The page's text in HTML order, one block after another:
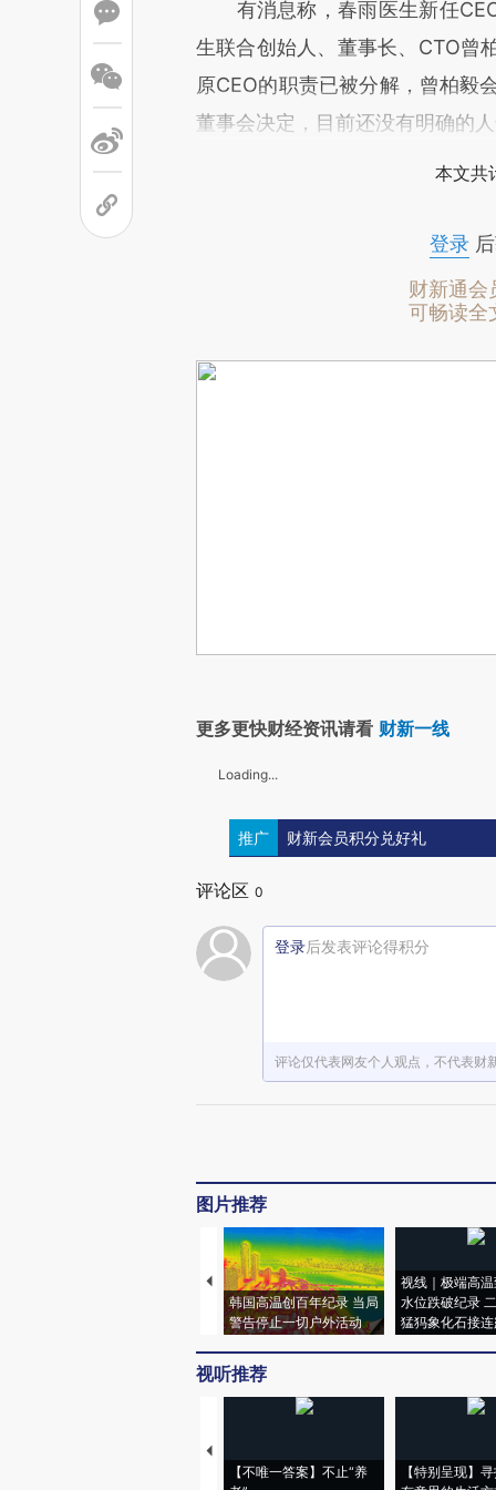
有消息称，春雨医生新任CEO
生联合创始人、董事长、CTO曾
原CEO的职责已被分解，曾柏毅
董事会决定，目前还没有明确的人
本文共
登录后
财新通会
可畅读全
更多更快财经资讯请看 财新一线
Loading...
推广 财新会员积分兑好礼
评论区 0
登录后发表评论得积分
评论仅代表网友个人观点，不代表财
图片推荐
韩国高温创百年纪录 当局
警告停止一切户外活动
视线｜极端高
水位跌破纪录
猛犸象化石接连
视听推荐
【不唯一答案】不止“养
【特别呈现】